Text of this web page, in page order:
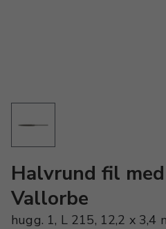
Halvrund fil
Vallorbe
hugg. 1, L 215, 12,2 x 3,4